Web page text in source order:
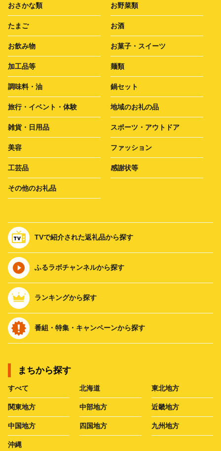
おさかな類 お野菜類
たまご お酒
お飲み物 お菓子・スイーツ
加工品等 麺類
調味料・油 鍋セット
旅行・イベント・体験 地域のお礼の品
雑貨・日用品 スポーツ・アウトドア
美容 ファッション
工芸品 感謝状等
その他のお礼品
TVで紹介された返礼品から探す
ふるラボチャンネルから探す
ランキングから探す
番組・特集・キャンペーンから探す
まちから探す
すべて 北海道 東北地方
関東地方 中部地方 近畿地方
中国地方 四国地方 九州地方
沖縄